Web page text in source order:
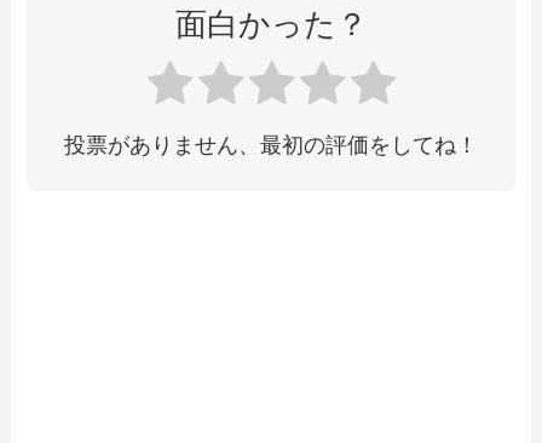
面白かった？
投票がありません、最初の評価をしてね！